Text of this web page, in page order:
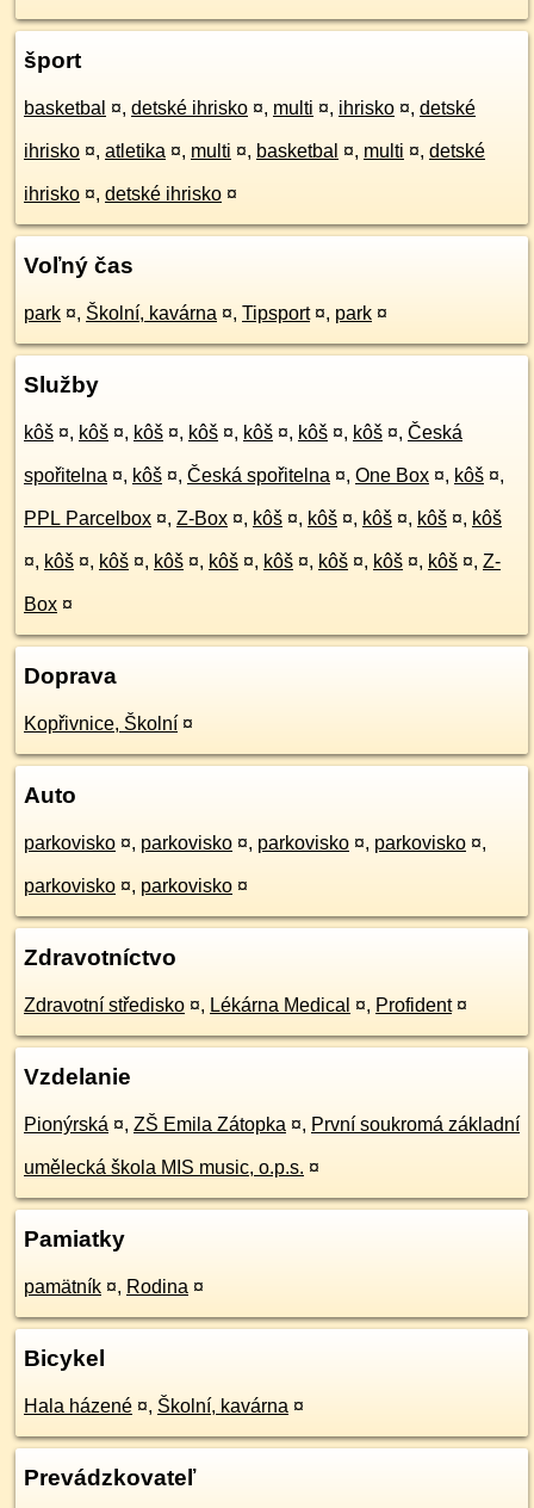
šport
basketbal ¤, detské ihrisko ¤, multi ¤, ihrisko ¤, detské
ihrisko ¤, atletika ¤, multi ¤, basketbal ¤, multi ¤, detské
ihrisko ¤, detské ihrisko ¤
Voľný čas
park ¤, Školní, kavárna ¤, Tipsport ¤, park ¤
Služby
kôš ¤, kôš ¤, kôš ¤, kôš ¤, kôš ¤, kôš ¤, kôš ¤, Česká
spořitelna ¤, kôš ¤, Česká spořitelna ¤, One Box ¤, kôš ¤,
PPL Parcelbox ¤, Z-Box ¤, kôš ¤, kôš ¤, kôš ¤, kôš ¤, kôš
¤, kôš ¤, kôš ¤, kôš ¤, kôš ¤, kôš ¤, kôš ¤, kôš ¤, kôš ¤, Z-
Box ¤
Doprava
Kopřivnice, Školní ¤
Auto
parkovisko ¤, parkovisko ¤, parkovisko ¤, parkovisko ¤,
parkovisko ¤, parkovisko ¤
Zdravotníctvo
Zdravotní středisko ¤, Lékárna Medical ¤, Profident ¤
Vzdelanie
Pionýrská ¤, ZŠ Emila Zátopka ¤, První soukromá základní
umělecká škola MIS music, o.p.s. ¤
Pamiatky
pamätník ¤, Rodina ¤
Bicykel
Hala házené ¤, Školní, kavárna ¤
Prevádzkovateľ